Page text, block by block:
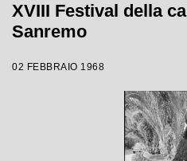
XVIII Festival della
Sanremo
02 FEBBRAIO 1968